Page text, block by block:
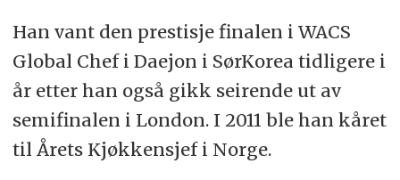
Han vant den prestisje finalen i WACS
Global Chef i Daejon i SørKorea tidligere i
år etter han også gikk seirende ut av
semifinalen i London. I 2011 ble han kåret
til Årets Kjøkkensjef i Norge.